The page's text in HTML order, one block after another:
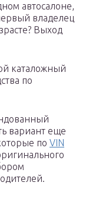
автосалоне,
владелец
Выход
каталожный
по
вариант еще
по VIN